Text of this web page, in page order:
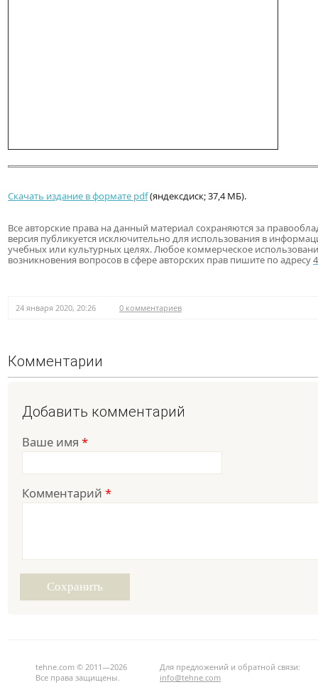
Скачать издание в формате pdf(яндексдиск; 37,4 МБ).
Все авторские права на данный материал сохраняются за
версия публикуется исключительно для использования в
учебных или культурных целях. Любое коммерческое
возникновения вопросов в сфере авторских прав пишите по адресу
24 января 2020, 20:26 0 комментариев
Комментарии
Добавить комментарий
Ваше имя *
Комментарий *
tehne.com © 2011—2026
Все права защищены.
Для предложений и обратной связи:
info@tehne.com